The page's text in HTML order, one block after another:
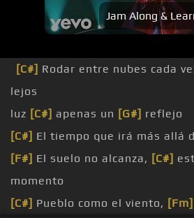
Jam Along &
[C#] Rodar entre nubes cada
lejos
luz [C#] apenas un [G#] reflejo
[C#] El tiempo que irá más allá
[F#] El suelo no alcanza, [C#]
momento
[C#] Pueblo como el viento, [Fm]